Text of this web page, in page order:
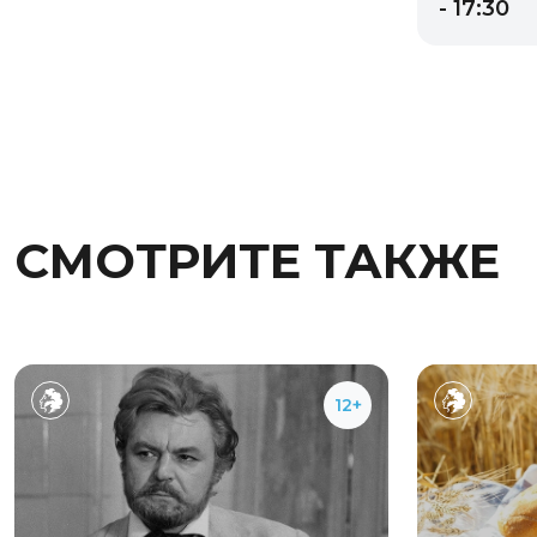
- 17:30
СМОТРИТЕ ТАКЖЕ
12+